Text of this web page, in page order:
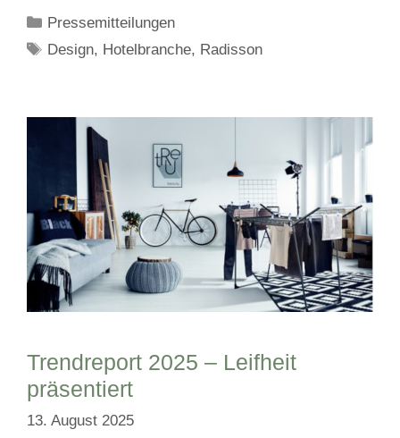
Kategorien
Pressemitteilungen
Schlagwörter
Design, Hotelbranche, Radisson
Trendreport 2025 – Leifheit
präsentiert
13. August 2025